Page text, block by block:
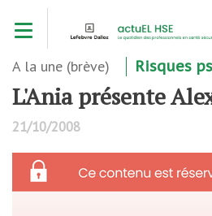
contenu
A la une (brève) Risques
L'Ania présente
21/10/2008